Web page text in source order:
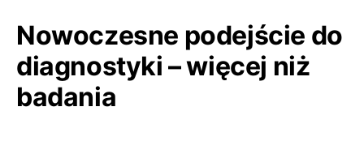
Nowoczesne podejście do
diagnostyki – więcej niż
badania